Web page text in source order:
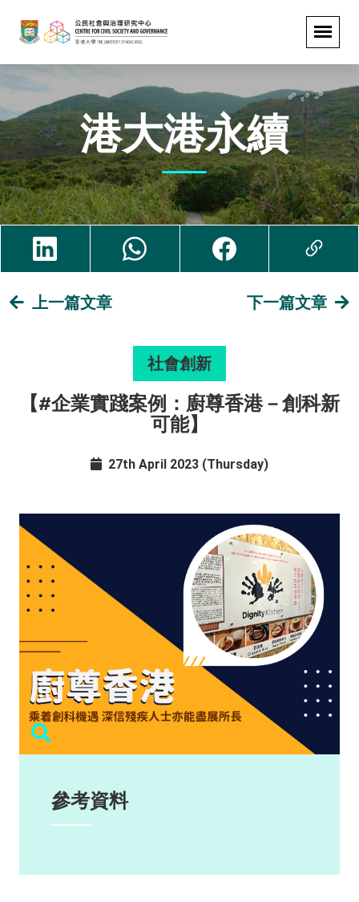
港大港永續
上一篇文章 下一篇文章
社會創新
【#企業實踐案例：廚尊香港－創科新
可能】
27th April 2023 (Thursday)
參考資料